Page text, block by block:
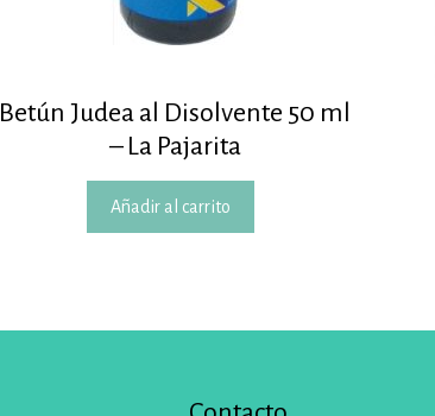
Betún Judea al Disolvente 50 ml
– La Pajarita
Añadir al carrito